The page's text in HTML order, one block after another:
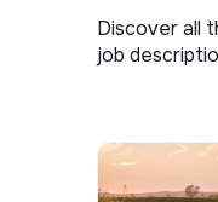
Discover all
job